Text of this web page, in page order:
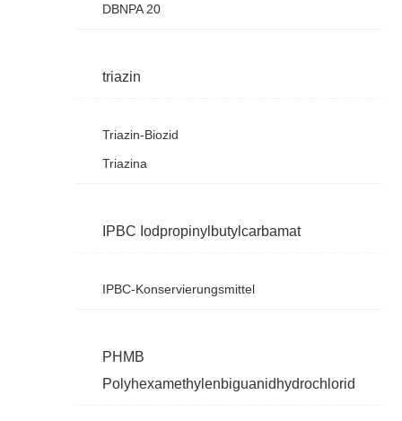
DBNPA 20
triazin
Triazin-Biozid
Triazina
IPBC Iodpropinylbutylcarbamat
IPBC-Konservierungsmittel
PHMB
Polyhexamethylenbiguanidhydrochlorid